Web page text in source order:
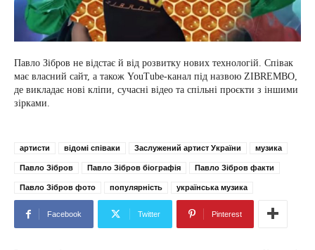
Павло Зібров не відстає й від розвитку нових технологій. Співак
має власний сайт, а також YouTube-канал під назвою ZIBREMBO,
де викладає нові кліпи, сучасні відео та спільні проєкти з іншими
зірками.
артисти відомі співаки Заслужений артист України музика
Павло Зібров Павло Зібров біографія Павло Зібров факти
Павло Зібров фото популярність українська музика
Facebook Twitter Pinterest